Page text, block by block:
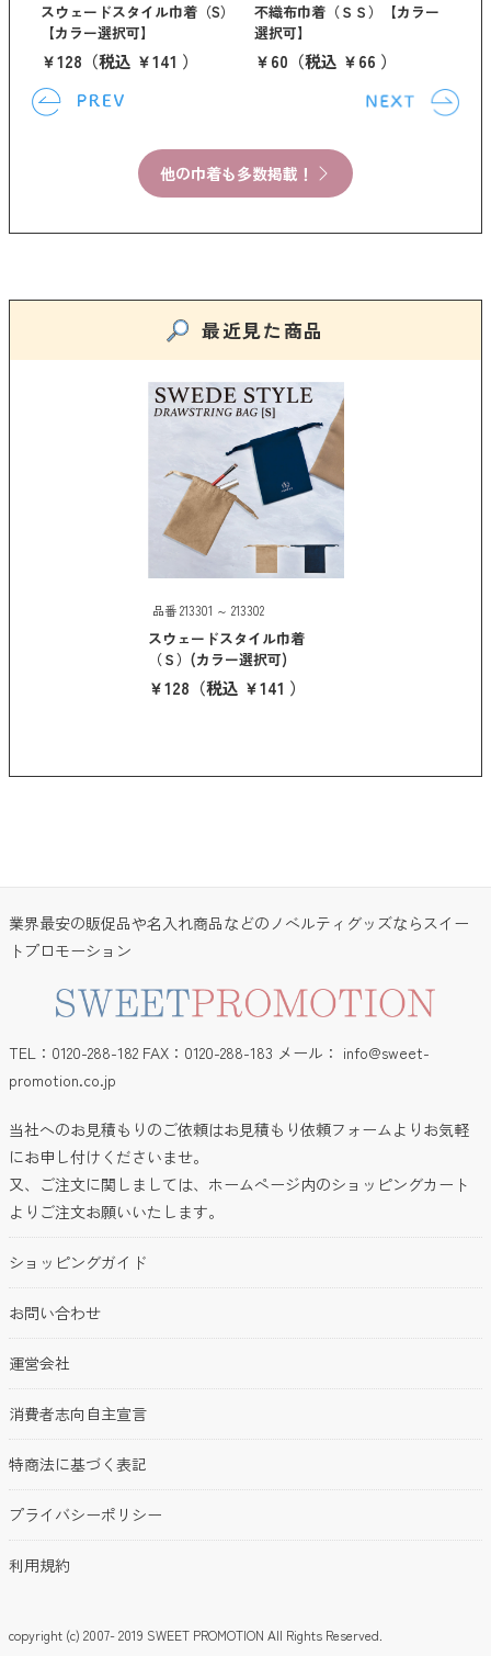
スウェードスタイル巾着（S）
【カラー選択可】
￥128 （税込 ￥141 ）
不織布巾着（ＳＳ）【カラー
選択可】
￥60 （税込 ￥66 ）
他の巾着も多数掲載！
最近見た商品
品番 213301 ～ 213302
スウェードスタイル巾着
（Ｓ）(カラー選択可)
￥128 （税込 ￥141 ）
業界最安の販促品や名入れ商品などのノベルティグッズならスイー
トプロモーション
TEL：0120-288-182 FAX：0120-288-183 メール： info@sweet-
promotion.co.jp
当社へのお見積もりのご依頼はお見積もり依頼フォームよりお気軽
にお申し付けくださいませ。
又、ご注文に関しましては、ホームページ内のショッピングカート
よりご注文お願いいたします。
ショッピングガイド
お問い合わせ
運営会社
消費者志向自主宣言
特商法に基づく表記
プライバシーポリシー
利用規約
copyright (c) 2007- 2019 SWEET PROMOTION All Rights Reserved.